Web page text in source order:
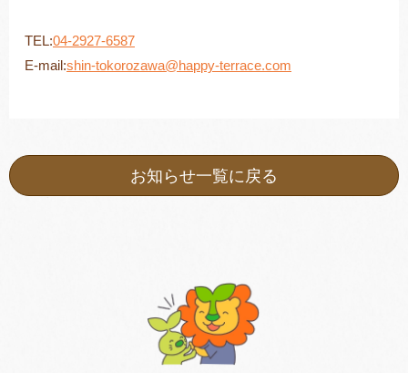
TEL:04-2927-6587
E-mail:shin-tokorozawa@happy-terrace.com
お知らせ一覧に戻る